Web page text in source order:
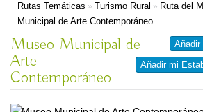
Rutas Temáticas » Turismo Rural » Ruta del
Municipal de Arte Contemporáneo
Añadir
Añadir mi
Museo Municipal de
Arte
Contemporáneo